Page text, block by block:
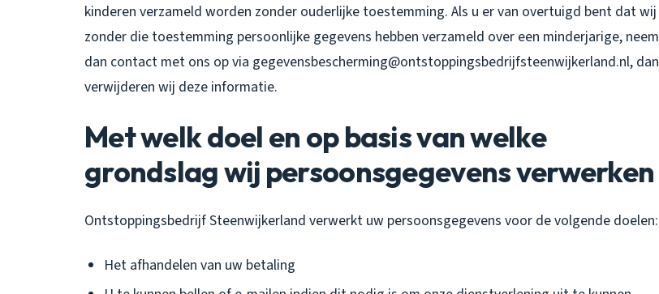
kinderen verzameld worden zonder ouderlijke toestemming. Als u er van overtuigd bent dat wij
zonder die toestemming persoonlijke gegevens hebben verzameld over een minderjarige, neem
dan contact met ons op via gegevensbescherming@ontstoppingsbedrijfsteenwijkerland.nl, dan
verwijderen wij deze informatie.
Met welk doel en op basis van welke
grondslag wij persoonsgegevens verwerken
Ontstoppingsbedrijf Steenwijkerland verwerkt uw persoonsgegevens voor de volgende doelen:
Het afhandelen van uw betaling